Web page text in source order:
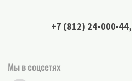
+7 (812) 24-000-44,
Мы в соцсетях